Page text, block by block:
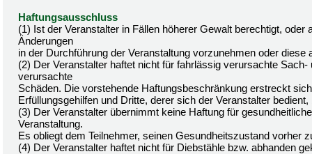
Haftungsausschluss
(1) Ist der Veranstalter in Fällen höherer Gewalt berechtigt,
Änderungen
in der Durchführung der Veranstaltung vorzunehmen oder
(2) Der Veranstalter haftet nicht für fahrlässig verursachte
verursachte
Schäden. Die vorstehende Haftungsbeschränkung erstreckt
Erfüllungsgehilfen und Dritte, derer sich der Veranstalter
(3) Der Veranstalter übernimmt keine Haftung für
Veranstaltung.
Es obliegt dem Teilnehmer, seinen Gesundheitszustand vorher
(4) Der Veranstalter haftet nicht für Diebstähle bzw. abhanden